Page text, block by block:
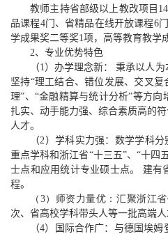
教师主持省部级以上教改项目 14
品课程4门、省精品在线开放课程6
学成果奖二等奖1项，高等教育教学
2、专业优势特色
（1）办学理念新： 秉承以人
坚持“理工结合、错位发展、交叉
理”、“金融精算与统计分析”等方
扎实、动手能力强、综合素质高的
人才。
（2）学科实力强：数学学科
重点学科和浙江省“十三五”、“十四
士点和应用统计专业硕士点。 建有
程。
（3）师资力量优：汇聚浙江
次、省高校学科带头人等一批高端人
（4）国际合作广：与德国埃